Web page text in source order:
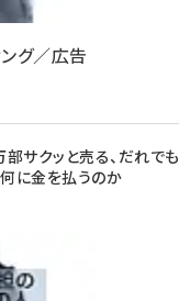
グ／広告
サクッと売る、だれでも
何に金を払うのか